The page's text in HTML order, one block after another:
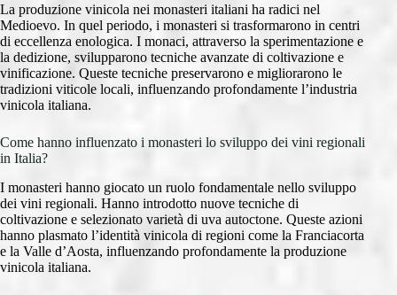
La produzione vinicola nei monasteri italiani ha radici nel
Medioevo. In quel periodo, i monasteri si trasformarono in centri
di eccellenza enologica. I monaci, attraverso la sperimentazione e
la dedizione, svilupparono tecniche avanzate di coltivazione e
vinificazione. Queste tecniche preservarono e migliorarono le
tradizioni viticole locali, influenzando profondamente l’industria
vinicola italiana.
Come hanno influenzato i monasteri lo sviluppo dei vini regionali
in Italia?
I monasteri hanno giocato un ruolo fondamentale nello sviluppo
dei vini regionali. Hanno introdotto nuove tecniche di
coltivazione e selezionato varietà di uva autoctone. Queste azioni
hanno plasmato l’identità vinicola di regioni come la Franciacorta
e la Valle d’Aosta, influenzando profondamente la produzione
vinicola italiana.